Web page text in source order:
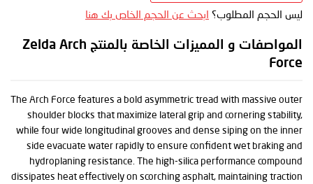
ليس الحجم المطلوب؟ ابحث عن الحجم الخاص بك هنا
المواصفات و المميزات الخاصة بالمنتج Zelda Arch
Force
The Arch Force features a bold asymmetric tread with massive outer
shoulder blocks that maximize lateral grip and cornering stability,
while four wide longitudinal grooves and dense siping on the inner
side evacuate water rapidly to ensure confident wet braking and
hydroplaning resistance. The high-silica performance compound
dissipates heat effectively on scorching asphalt, maintaining traction